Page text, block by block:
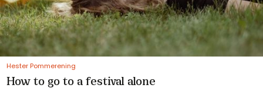
Hester Pommerening
How to go to a festival alone